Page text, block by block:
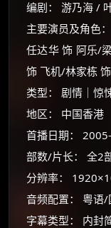
编剧： 游乃海 /
主要演员及角色：
任达华 饰 阿乐/
饰 飞机/林家栋
类型： 剧情｜惊
地区： 中国香港
首播日期：
部数/片长： 全2
分辨率：
音频配置： 粤语/
字幕类型： 内封